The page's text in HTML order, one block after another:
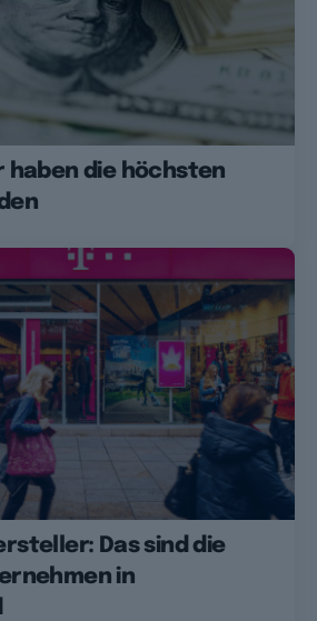
haben die höchsten
Das sind die
in